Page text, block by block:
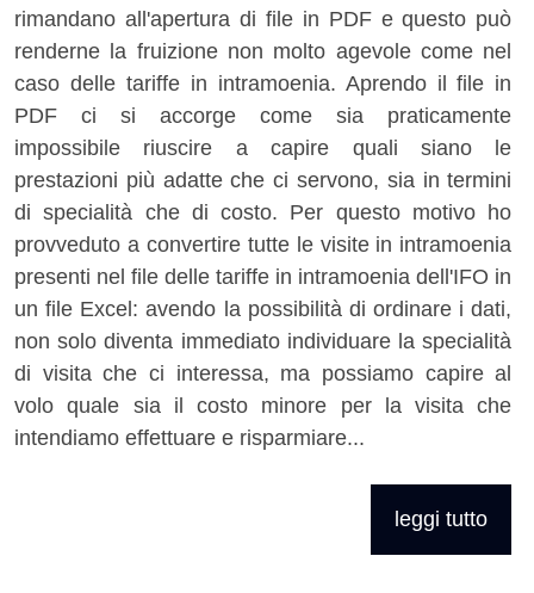
rimandano all'apertura di file in PDF e questo può
renderne la fruizione non molto agevole come nel
caso delle tariffe in intramoenia. Aprendo il file in
PDF ci si accorge come sia praticamente
impossibile riuscire a capire quali siano le
prestazioni più adatte che ci servono, sia in termini
di specialità che di costo. Per questo motivo ho
provveduto a convertire tutte le visite in intramoenia
presenti nel file delle tariffe in intramoenia dell'IFO in
un file Excel: avendo la possibilità di ordinare i dati,
non solo diventa immediato individuare la specialità
di visita che ci interessa, ma possiamo capire al
volo quale sia il costo minore per la visita che
intendiamo effettuare e risparmiare...
leggi tutto